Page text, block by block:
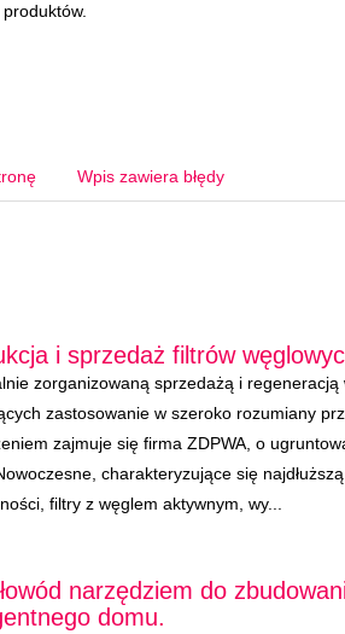
produktów.
Wpis zawiera błędy
i sprzedaż filtrów
zorganizowaną sprzedażą i regeneracją
zastosowanie w szeroko rozumiany
zajmuje się firma ZDPWA, o
charakteryzujące się
filtry z węglem aktywnym, wy...
narzędziem do
domu.